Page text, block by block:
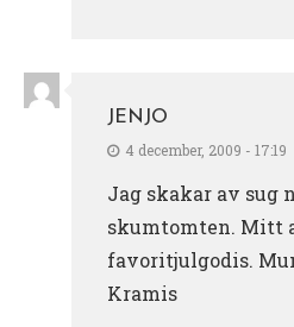
JENJO
4 december, 2009 - 17:19
Jag skakar av sug
skumtomten. Mitt
favoritjulgodis.
Kramis